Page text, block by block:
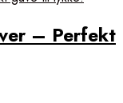
– Perfekt